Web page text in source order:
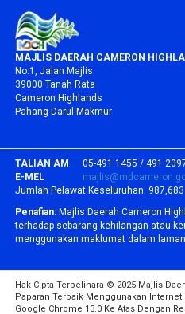
MAJLIS DAERAH CAMERON
No.1, Jalan Majlis
39000 Tanah Rata
Cameron Highlands
Pahang Darul Makmur
TALIAN AM 05-491 1455 / 491
E-MEL
Jumlah Pelawat Keseluruhan: 987,683
Penafian: Majlis Daerah Cameron
terhadap sebarang kehilangan atau
menggunakan maklumat dalam
Hak Cipta Terpelihara © 2025 Majlis
Paparan Terbaik Menggunakan
Google Chrome 13.0 Ke Atas Dengan